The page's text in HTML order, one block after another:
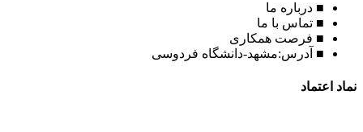
■ درباره ما
■ تماس با ما
■ فرصت همکاری
■ آدرس:مشهد-دانشگاه فردوسی
نماد اعتماد